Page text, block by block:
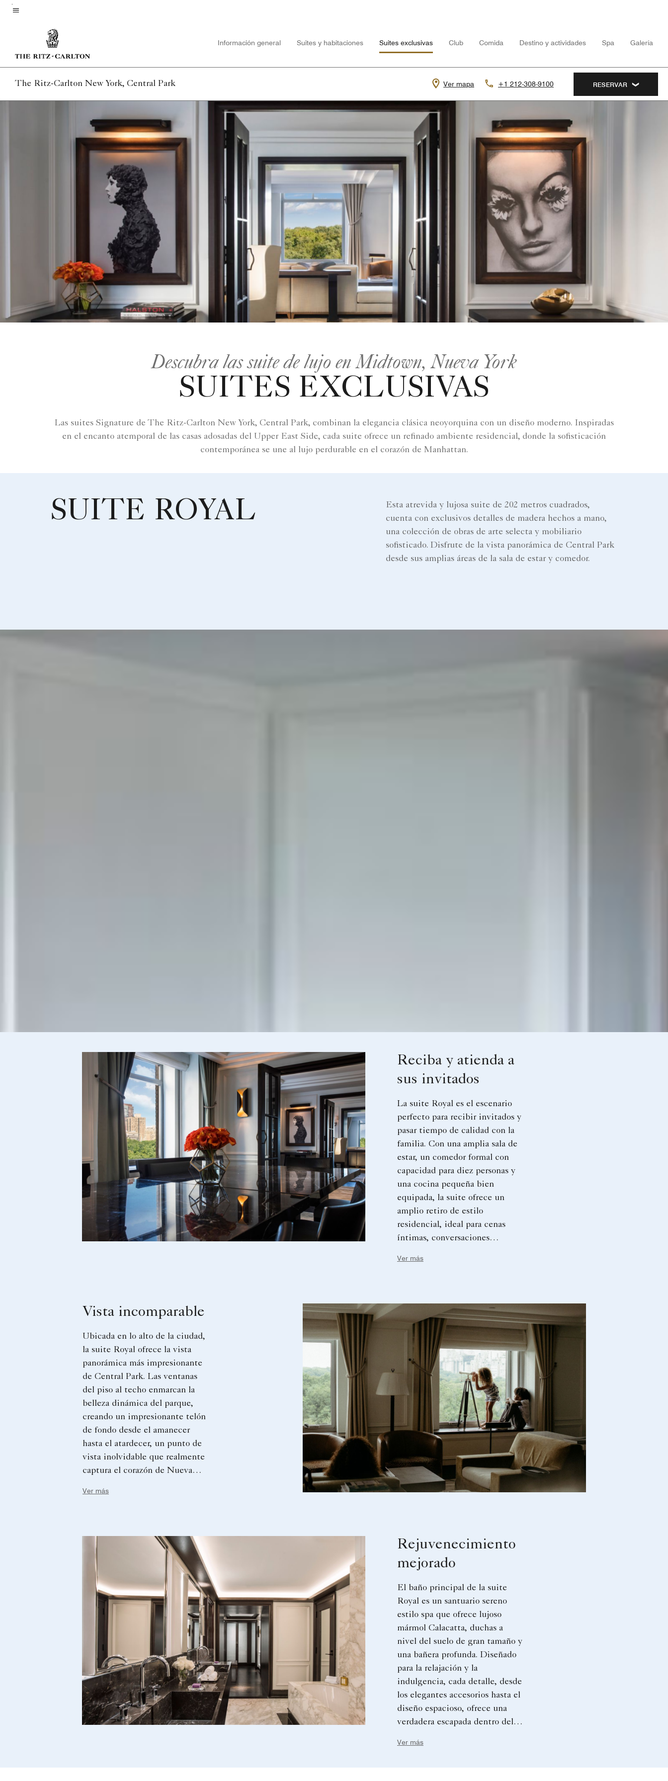
Skip
Información general Suites y habitaciones Suites exclusivas Club Comida Destino y actividades Spa Galería
The Ritz-Carlton New York, Central Park Ver mapa +1 212-308-9100 RESERVAR
Descubra las suite de lujo en Midtown, Nueva York
SUITES EXCLUSIVAS
Las suites Signature de The Ritz-Carlton New York, Central Park, combinan la elegancia clásica neoyorquina con un diseño moderno. Inspiradas
en el encanto atemporal de las casas adosadas del Upper East Side, cada suite ofrece un refinado ambiente residencial, donde la sofisticación
contemporánea se une al lujo perdurable en el corazón de Manhattan.
SUITE ROYAL
Esta atrevida y lujosa suite de 202 metros cuadrados,
cuenta con exclusivos detalles de madera hechos a mano,
una colección de obras de arte selecta y mobiliario
sofisticado. Disfrute de la vista panorámica de Central Park
desde sus amplias áreas de la sala de estar y comedor.
Reciba y atienda a
sus invitados
La suite Royal es el escenario
perfecto para recibir invitados y
pasar tiempo de calidad con la
familia. Con una amplia sala de
estar, un comedor formal con
capacidad para diez personas y
una cocina pequeña bien
equipada, la suite ofrece un
amplio retiro de estilo
residencial, ideal para cenas
íntimas, conversaciones
Ver más
Vista incomparable
Ubicada en lo alto de la ciudad,
la suite Royal ofrece la vista
panorámica más impresionante
de Central Park. Las ventanas
del piso al techo enmarcan la
belleza dinámica del parque,
creando un impresionante telón
de fondo desde el amanecer
hasta el atardecer, un punto de
vista inolvidable que realmente
captura el corazón de Nueva
Ver más
Rejuvenecimiento
mejorado
El baño principal de la suite
Royal es un santuario sereno
estilo spa que ofrece lujoso
mármol Calacatta, duchas a
nivel del suelo de gran tamaño y
una bañera profunda. Diseñado
para la relajación y la
indulgencia, cada detalle, desde
los elegantes accesorios hasta el
diseño espacioso, ofrece una
verdadera escapada dentro del
Ver más